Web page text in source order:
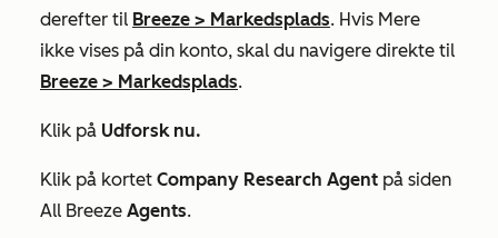
derefter til Breeze > Markedsplads. Hvis Mere
ikke vises på din konto, skal du navigere direkte til
Breeze > Markedsplads.
Klik på Udforsk nu.
Klik på kortet Company Research Agent på siden
All Breeze Agents.